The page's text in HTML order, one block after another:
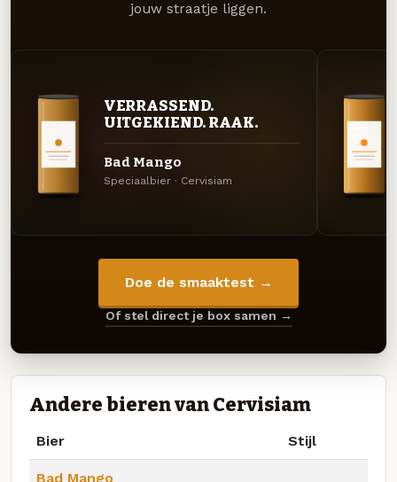
jouw straatje liggen.
VERRASSEND.
UITGEKIEND. RAAK.
Bad Mango
Speciaalbier · Cervisiam
Doe de smaaktest →
Of stel direct je box samen →
Andere bieren van Cervisiam
Bier Stijl
Bad Mango